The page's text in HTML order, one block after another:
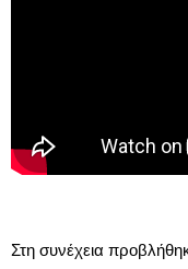
Στη συνέχεια